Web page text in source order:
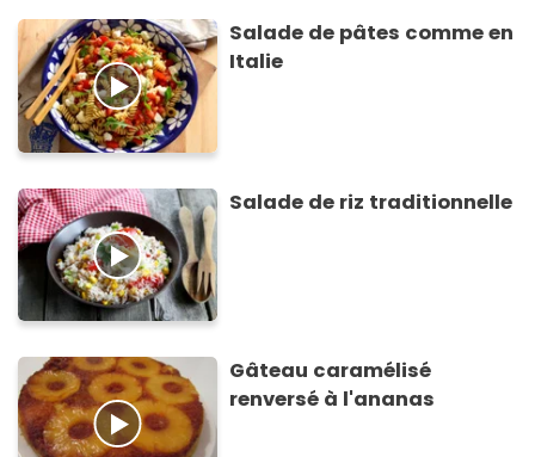
Salade de pâtes comme en
Italie
Salade de riz traditionnelle
Gâteau caramélisé
renversé à l'ananas